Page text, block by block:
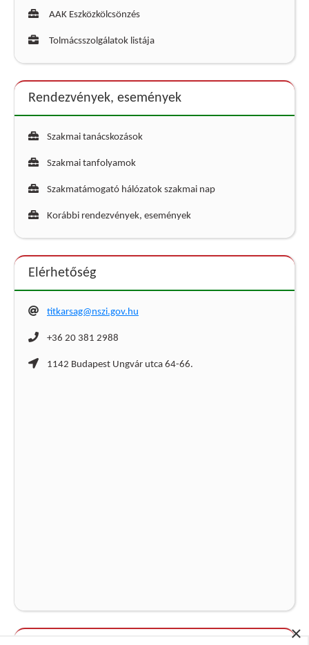
×
AAK Eszközkölcsönzés
Tolmácsszolgálatok listája
Rendezvények, események
Szakmai tanácskozások
Szakmai tanfolyamok
Szakmatámogató hálózatok szakmai nap
Korábbi rendezvények, események
Elérhetőség
titkarsag@nszi.gov.hu
+36 20 381 2988
1142 Budapest Ungvár utca 64-66.